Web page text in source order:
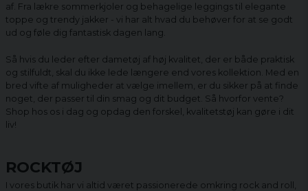
af. Fra lækre sommerkjoler og behagelige leggings til elegante
toppe og trendy jakker - vi har alt hvad du behøver for at se godt
ud og føle dig fantastisk dagen lang.
Så hvis du leder efter dametøj af høj kvalitet, der er både praktisk
og stilfuldt, skal du ikke lede længere end vores kollektion. Med en
bred vifte af muligheder at vælge imellem, er du sikker på at finde
noget, der passer til din smag og dit budget. Så hvorfor vente?
Shop hos os i dag og opdag den forskel, kvalitetstøj kan gøre i dit
liv!
ROCKTØJ
I vores butik har vi altid været passionerede omkring rock and roll,